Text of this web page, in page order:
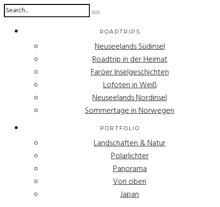
ROADTRIPS
Neuseelands Südinsel
Roadtrip in der Heimat
Faröer Inselgeschichten
Lofoten in Weiß
Neuseelands Nordinsel
Sommertage in Norwegen
PORTFOLIO
Landschaften & Natur
Polarlichter
Panorama
Von oben
Japan